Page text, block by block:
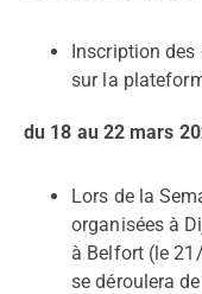
Inscription des
sur la
du 18 au 22 mars
Lors de la
organisées à
à Belfort (le
se déroulera